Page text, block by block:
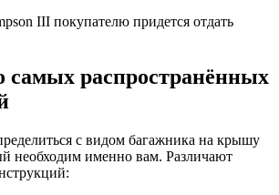
III покупателю придется отдать
распространённых
с видом багажника на крышу
необходим именно вам. Различают